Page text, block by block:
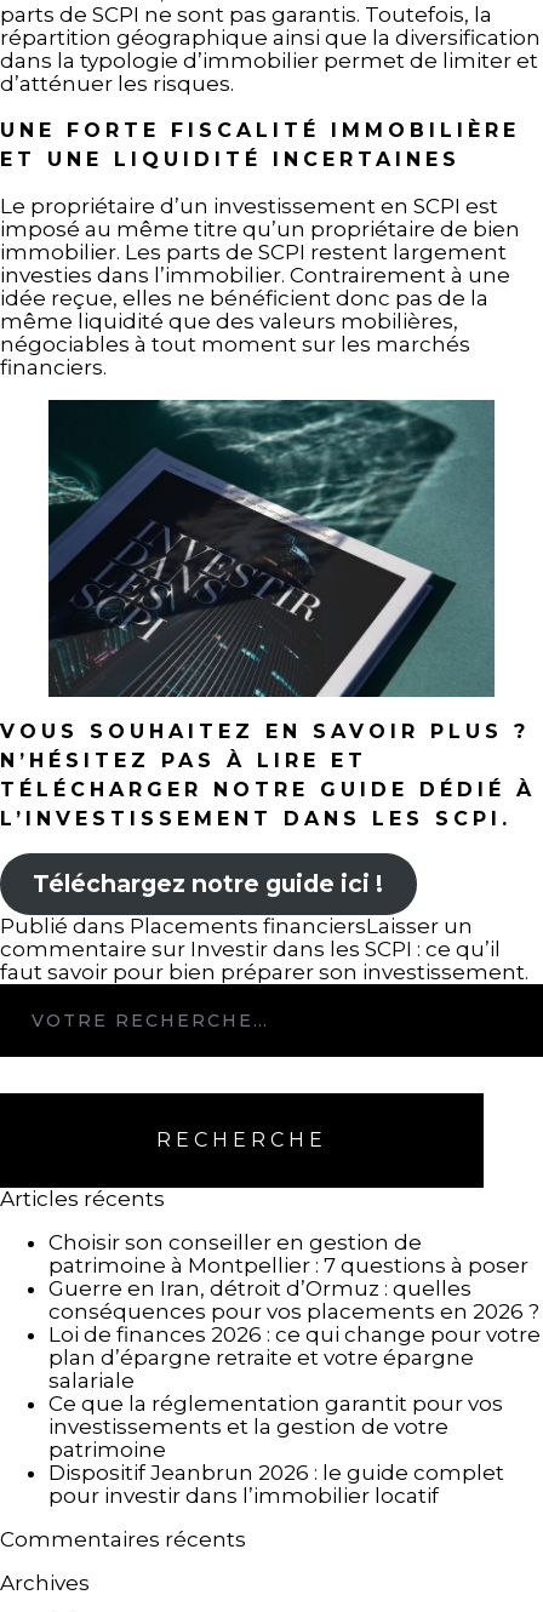
parts de SCPI ne sont pas garantis. Toutefois, la
répartition géographique ainsi que la diversification
dans la typologie d’immobilier permet de limiter et
d’atténuer les risques.
UNE FORTE FISCALITÉ IMMOBILIÈRE
ET UNE LIQUIDITÉ INCERTAINES
Le propriétaire d’un investissement en SCPI est
imposé au même titre qu’un propriétaire de bien
immobilier. Les parts de SCPI restent largement
investies dans l’immobilier. Contrairement à une
idée reçue, elles ne bénéficient donc pas de la
même liquidité que des valeurs mobilières,
négociables à tout moment sur les marchés
financiers.
VOUS SOUHAITEZ EN SAVOIR PLUS ?
N’HÉSITEZ PAS À LIRE ET
TÉLÉCHARGER NOTRE GUIDE DÉDIÉ À
L’INVESTISSEMENT DANS LES SCPI.
Téléchargez notre guide ici !
Publié dans Placements financiersLaisser un
commentaire sur Investir dans les SCPI : ce qu’il
faut savoir pour bien préparer son investissement.
RECHERCHE
Articles récents
Choisir son conseiller en gestion de
patrimoine à Montpellier : 7 questions à poser
Guerre en Iran, détroit d’Ormuz : quelles
conséquences pour vos placements en 2026 ?
Loi de finances 2026 : ce qui change pour votre
plan d’épargne retraite et votre épargne
salariale
Ce que la réglementation garantit pour vos
investissements et la gestion de votre
patrimoine
Dispositif Jeanbrun 2026 : le guide complet
pour investir dans l’immobilier locatif
Commentaires récents
Archives